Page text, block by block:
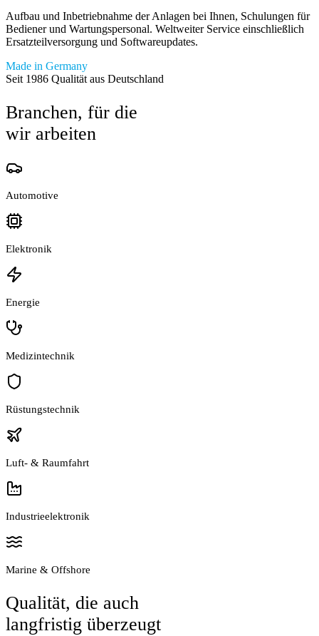
Aufbau und Inbetriebnahme der Anlagen bei Ihnen, Schulungen für
Bediener und Wartungspersonal. Weltweiter Service einschließlich
Ersatzteilversorgung und Softwareupdates.
Made in Germany
Seit 1986 Qualität aus Deutschland
Branchen, für die
wir arbeiten
Automotive
Elektronik
Energie
Medizintechnik
Rüstungstechnik
Luft- & Raumfahrt
Industrieelektronik
Marine & Offshore
Qualität, die auch
langfristig überzeugt